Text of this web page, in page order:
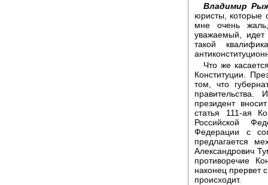
Владимир
юристы, которые
мне очень
уважаемый,
такой
Что же
Конституции.
том, что
правительства.
президент
статья 111-ая
Российской
Федерации с
предлагается
Александрович
противоречие
наконец прервет
происходит.